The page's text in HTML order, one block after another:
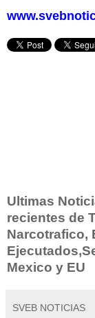
Ultimas
recientes de
Narcotrafico,
Mexico y EU
SVEB NOTICIAS